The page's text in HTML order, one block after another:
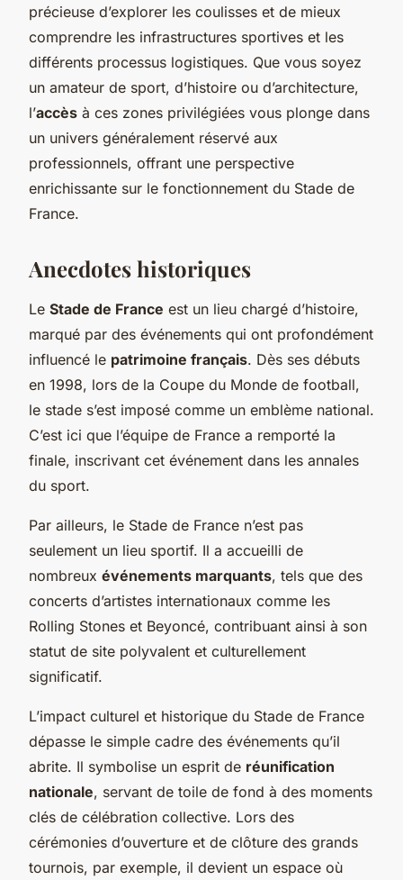
précieuse d’explorer les coulisses et de mieux
comprendre les infrastructures sportives et les
différents processus logistiques. Que vous soyez
un amateur de sport, d’histoire ou d’architecture,
l’accès à ces zones privilégiées vous plonge dans
un univers généralement réservé aux
professionnels, offrant une perspective
enrichissante sur le fonctionnement du Stade de
France.
Anecdotes historiques
Le Stade de France est un lieu chargé d’histoire,
marqué par des événements qui ont profondément
influencé le patrimoine français. Dès ses débuts
en 1998, lors de la Coupe du Monde de football,
le stade s’est imposé comme un emblème national.
C’est ici que l’équipe de France a remporté la
finale, inscrivant cet événement dans les annales
du sport.
Par ailleurs, le Stade de France n’est pas
seulement un lieu sportif. Il a accueilli de
nombreux événements marquants, tels que des
concerts d’artistes internationaux comme les
Rolling Stones et Beyoncé, contribuant ainsi à son
statut de site polyvalent et culturellement
significatif.
L’impact culturel et historique du Stade de France
dépasse le simple cadre des événements qu’il
abrite. Il symbolise un esprit de réunification
nationale, servant de toile de fond à des moments
clés de célébration collective. Lors des
cérémonies d’ouverture et de clôture des grands
tournois, par exemple, il devient un espace où